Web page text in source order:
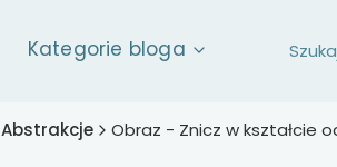
Kategorie bloga
Abstrakcje Obraz - Znicz w kształcie